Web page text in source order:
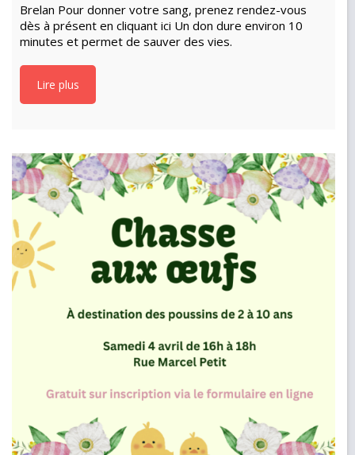
Brelan Pour donner votre sang, prenez rendez-vous
dès à présent en cliquant ici Un don dure environ 10
minutes et permet de sauver des vies.
Lire plus